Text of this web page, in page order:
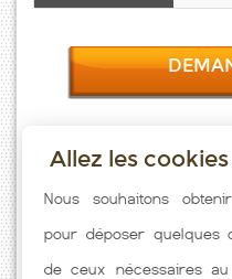
Taux emprunt actualisés
pratiqués par nos
assurance. Taux crédit
caractéristiques de l'emprunteur.
Allez les cookies
Nous souhaitons
pour déposer quelques
de ceux nécessaires au